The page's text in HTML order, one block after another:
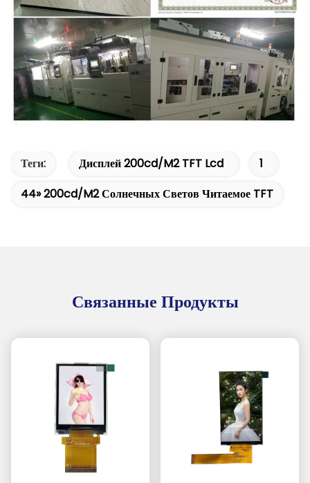
Теги: Дисплей 200cd/m2 TFT Lcd
1
44» 200cd/m2 Солнечных Светов Читаемое TFT
Связанные Продукты